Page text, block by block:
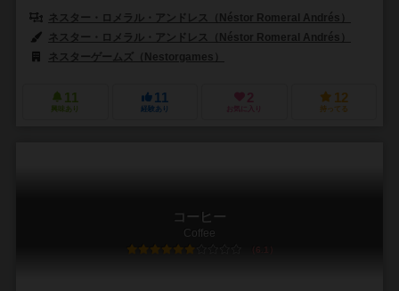
ネスター・ロメラル・アンドレス（Néstor Romeral Andrés）
ネスター・ロメラル・アンドレス（Néstor Romeral Andrés）
ネスターゲームズ（Nestorgames）
11
興味あり
11
経験あり
2
お気に入り
12
持ってる
コーヒー
Coffee
6.1